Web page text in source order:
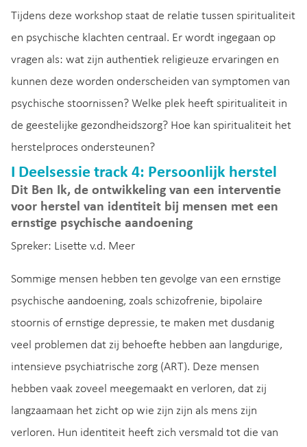
Tijdens deze workshop staat de relatie tussen spiritualiteit
en psychische klachten centraal. Er wordt ingegaan op
vragen als: wat zijn authentiek religieuze ervaringen en
kunnen deze worden onderscheiden van symptomen van
psychische stoornissen? Welke plek heeft spiritualiteit in
de geestelijke gezondheidszorg? Hoe kan spiritualiteit het
herstelproces ondersteunen?
I Deelsessie track 4: Persoonlijk herstel
Dit Ben Ik, de ontwikkeling van een interventie
voor herstel van identiteit bij mensen met een
ernstige psychische aandoening
Spreker: Lisette v.d. Meer
Sommige mensen hebben ten gevolge van een ernstige
psychische aandoening, zoals schizofrenie, bipolaire
stoornis of ernstige depressie, te maken met dusdanig
veel problemen dat zij behoefte hebben aan langdurige,
intensieve psychiatrische zorg (ART). Deze mensen
hebben vaak zoveel meegemaakt en verloren, dat zij
langzaamaan het zicht op wie zijn zijn als mens zijn
verloren. Hun identiteit heeft zich versmald tot die van